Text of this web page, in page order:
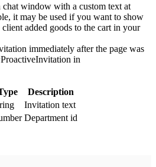
chat window with a custom text at
it may be used if you want to show
added goods to the cart in your
immediately after the page was
in
Description
Invitation text
Department id